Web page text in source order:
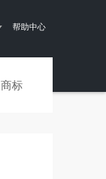
帮助中心
商标